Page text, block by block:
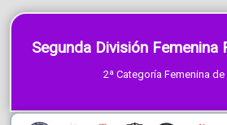
Segunda División Femenina
2ª Categoría Femenina de